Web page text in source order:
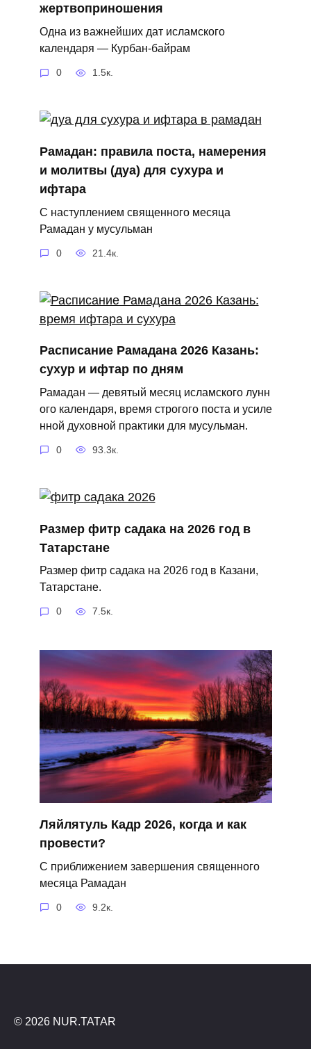
жертвоприношения
Одна из важнейших дат исламского
календаря — Курбан‑байрам
0 1.5к.
Рамадан: правила поста, намерения
и молитвы (дуа) для сухура и
ифтара
С наступлением священного месяца
Рамадан у мусульман
0 21.4к.
Расписание Рамадана 2026 Казань:
сухур и ифтар по дням
Рамадан — девятый месяц исламского лунн
ого календаря, время строгого поста и усиле
нной духовной практики для мусульман.
0 93.3к.
Размер фитр садака на 2026 год в
Татарстане
Размер фитр садака на 2026 год в Казани,
Татарстане.
0 7.5к.
Ляйлятуль Кадр 2026, когда и как
провести?
С приближением завершения священного
месяца Рамадан
0 9.2к.
© 2026 NUR.TATAR